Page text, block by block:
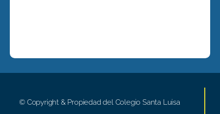
© Copyright & Propiedad del Colegio Santa Luisa